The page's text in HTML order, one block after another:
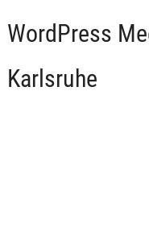
WordPress
Karlsruhe